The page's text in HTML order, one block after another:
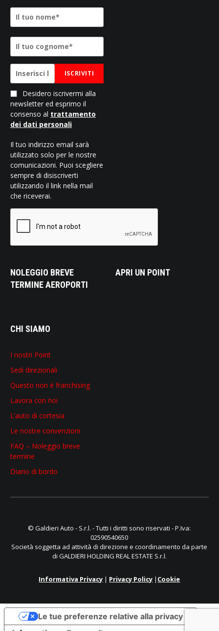
ISCRIVITI
Desidero iscrivermi alla
newsletter ed esprimo il
consenso al trattamento
dei dati personali
Il tuo indirizzo email sarà
utilizzato solo per le nostre
comunicazioni. Puoi scegliere
sempre di disiscriverti
utilizzando il link nella mail
che riceverai.
NOLEGGIO BREVE
TERMINE AEROPORTI
APRI UN POINT
CHI SIAMO
I nostri Point
Sedi direzionali
Questo non è franchising
Lavora con noi
L’auto di cortesia
Le nostre convenzioni
FAQ – Noleggio breve
termine
Diario di bordo
© Galdieri Auto - S.r.l. - Tutti i diritti sono riservati - P.Iva:
02590540650
Società soggetta ad attività di direzione e coordinamento da parte
di GALDIERI HOLDING REAL ESTATE S.r.l.
Informativa Privacy | Privacy Policy | Cookie
Le tue preferenze relative alla privacy